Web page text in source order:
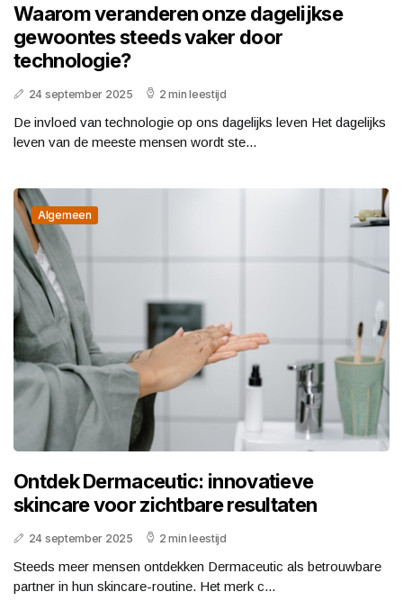
Waarom veranderen onze dagelijkse
gewoontes steeds vaker door
technologie?
24 september 2025 2 min leestijd
De invloed van technologie op ons dagelijks leven Het dagelijks
leven van de meeste mensen wordt ste...
Algemeen
Ontdek Dermaceutic: innovatieve
skincare voor zichtbare resultaten
24 september 2025 2 min leestijd
Steeds meer mensen ontdekken Dermaceutic als betrouwbare
partner in hun skincare-routine. Het merk c...